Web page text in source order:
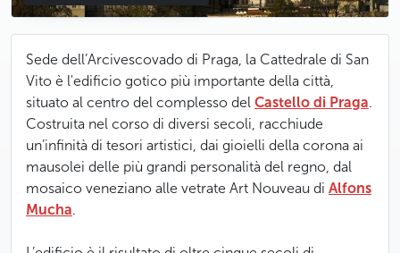
Sede dell’Arcivescovado di Praga, la Cattedrale di San
Vito è l'edificio gotico più importante della città,
situato al centro del complesso del Castello di Praga.
Costruita nel corso di diversi secoli, racchiude
un’infinità di tesori artistici, dai gioielli della corona ai
mausolei delle più grandi personalità del regno, dal
mosaico veneziano alle vetrate Art Nouveau di Alfons
Mucha.